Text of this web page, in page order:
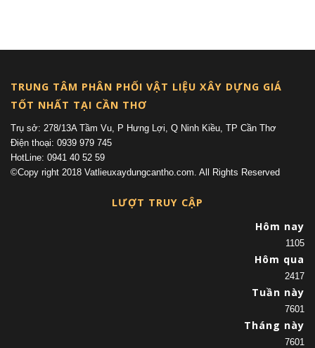
TRUNG TÂM PHÂN PHỐI VẬT LIỆU XÂY DỰNG GIÁ
TỐT NHẤT TẠI CẦN THƠ
Trụ sở: 278/13A Tầm Vu, P Hưng Lợi, Q Ninh Kiều, TP Cần Thơ
Điện thoại: 0939 979 745
HotLine: 0941 40 52 59
©Copy right 2018 Vatlieuxaydungcantho.com. All Rights Reserved
LƯỢT TRUY CẬP
Hôm nay
1105
Hôm qua
2417
Tuần này
7601
Tháng này
7601